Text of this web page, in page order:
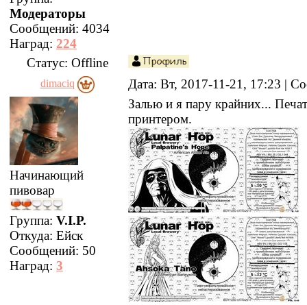
Модераторы
Сообщений: 4034
Наград: 224
Статус: Offline
dimaciq Дата: Вт, 2017-11-21, 17:23 |
Начинающий
пивовар
Группа: V.I.P.
Откуда: Ейск
Сообщений: 50
Наград: 3
Залью и я пару крайних...
принтером.